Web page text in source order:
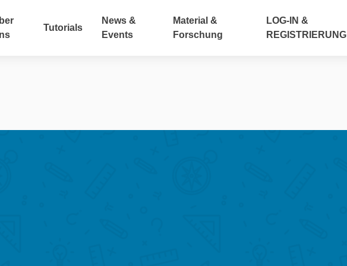
Tutorials
News &
Events
Material &
Forschung
LOG-IN &
REGISTRIERUNG